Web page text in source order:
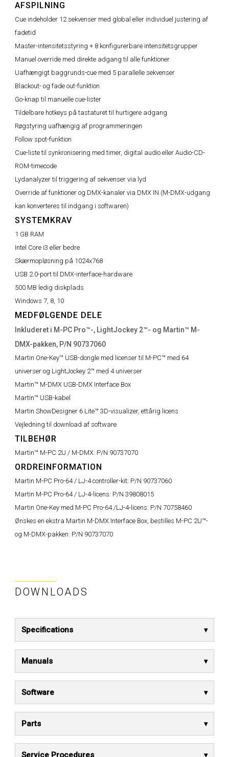
AFSPILNING
Cue indeholder 12 sekvenser med global eller individuel justering af
fadetid
Master-intensitetsstyring + 8 konfigurerbare intensitetsgrupper
Manuel override med direkte adgang til alle funktioner
Uafhængigt baggrunds-cue med 5 parallelle sekvenser
Blackout- og fade out-funktion
Go-knap til manuelle cue-lister
Tildelbare hotkeys på tastaturet til hurtigere adgang
Røgstyring uafhængig af programmeringen
Follow spot-funktion
Cue-liste til synkronisering med timer, digital audio eller Audio-CD-
ROM-timecode
Lydanalyzer til triggering af sekvenser via lyd
Override af funktioner og DMX-kanaler via DMX IN (M-DMX-udgang
kan konverteres til indgang i softwaren)
SYSTEMKRAV
1 GB RAM
Intel Core i3 eller bedre
Skærmopløsning på 1024x768
USB 2.0-port til DMX-interface-hardware
500 MB ledig diskplads
Windows 7, 8, 10
MEDFØLGENDE DELE
Inkluderet i M-PC Pro™-, LightJockey 2™- og Martin™ M-
DMX-pakken, P/N 90737060
Martin One-Key™ USB-dongle med licenser til M-PC™ med 64
universer og LightJockey 2™ med 4 universer
Martin™ M-DMX USB-DMX Interface Box
Martin™ USB-kabel
Martin ShowDesigner 6 Lite™ 3D-visualizer, ettårig licens
Vejledning til download af software
TILBEHØR
Martin™ M-PC 2U / M-DMX: P/N 90737070
ORDREINFORMATION
Martin M-PC Pro-64 / LJ-4 controller-kit: P/N 90737060
Martin M-PC Pro-64 / LJ-4-licens: P/N 39808015
Martin One-Key med M-PC Pro-64 /LJ-4-licens: P/N 70758460
Ønskes en ekstra Martin M-DMX Interface Box, bestilles M-PC 2U™-
og M-DMX-pakken: P/N 90737070
DOWNLOADS
Specifications
Manuals
Software
Parts
Service Procedures